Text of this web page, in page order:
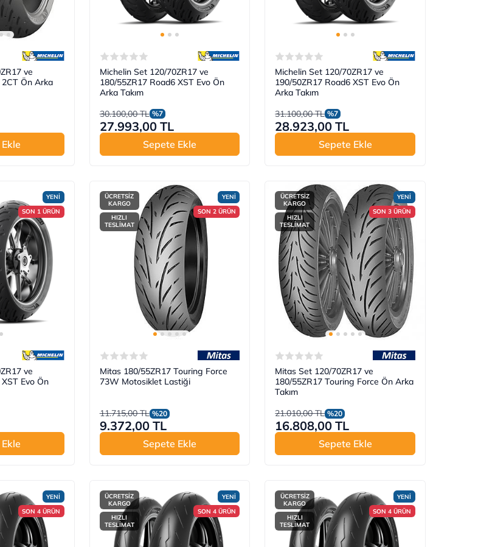
ve
Ön Arka
Michelin Set 120/70ZR17 ve
180/55ZR17 Road6 XST Evo Ön
Arka Takım
30.100,00 TL %7
27.993,00 TL
Sepete Ekle
Michelin Set 120/70ZR17 ve
190/50ZR17 Road6 XST Evo Ön
Arka Takım
31.100,00 TL %7
28.923,00 TL
Sepete Ekle
YENİ
SON 1 ÜRÜN
ve
Evo Ön
YENİ
SON 2 ÜRÜN
ÜCRETSİZ
KARGO
HIZLI
TESLİMAT
Mitas 180/55ZR17 Touring Force
73W Motosiklet Lastiği
11.715,00 TL %20
9.372,00 TL
Sepete Ekle
YENİ
SON 3 ÜRÜN
ÜCRETSİZ
KARGO
HIZLI
TESLİMAT
Mitas Set 120/70ZR17 ve
180/55ZR17 Touring Force Ön Arka
Takım
21.010,00 TL %20
16.808,00 TL
Sepete Ekle
YENİ
SON 4 ÜRÜN
YENİ
SON 4 ÜRÜN
ÜCRETSİZ
KARGO
HIZLI
TESLİMAT
YENİ
SON 4 ÜRÜN
ÜCRETSİZ
KARGO
HIZLI
TESLİMAT